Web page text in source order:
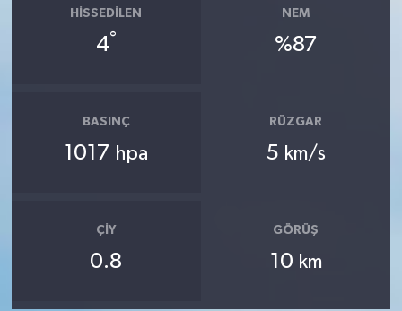
HISSEDILEN
4°
NEM
%87
BASINÇ
1017 hpa
RÜZGAR
5 km/s
ÇIY
0.8
GÖRÜŞ
10 km